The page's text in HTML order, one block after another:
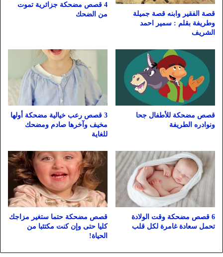
قصة الفقير وابنه قصة جميلة
وطريفة بقلم : سمير احمد
الشريف
4 قصص مضحكة جزائرية تموت
من الضحك
قصص مضحكة للأطفال جحا
ونوادره الطريفة
3 قصص رعب خيالية مضحكة أولها
مخيف وآخرها صادم ومضحك
للغاية
6 قصص مضحكة وقت الولادة
تحمل سعادة غامرة لكل قلب
قصص مضحكة حتما ستغير مزاجك
كليا حتى وإن كنت مكتئبا من
الحياة!